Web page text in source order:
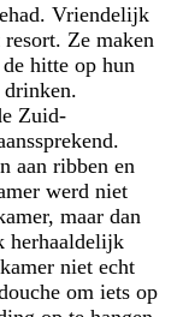
Vriendelijk
Ze maken
hitte op hun
drinken.
Zuid-
aan ribben en
werd niet
maar dan
herhaaldelijk
niet echt
om iets op